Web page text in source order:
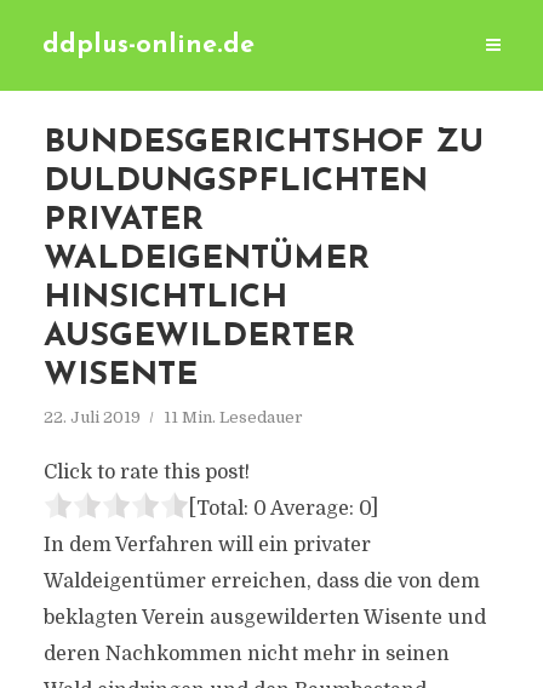
ddplus-online.de
BUNDESGERICHTSHOF ZU
DULDUNGSPFLICHTEN
PRIVATER
WALDEIGENTÜMER
HINSICHTLICH
AUSGEWILDERTER
WISENTE
22. Juli 2019 11 Min. Lesedauer
Click to rate this post!
[Total: 0 Average: 0]
In dem Verfahren will ein privater
Waldeigentümer erreichen, dass die von dem
beklagten Verein ausgewilderten Wisente und
deren Nachkommen nicht mehr in seinen